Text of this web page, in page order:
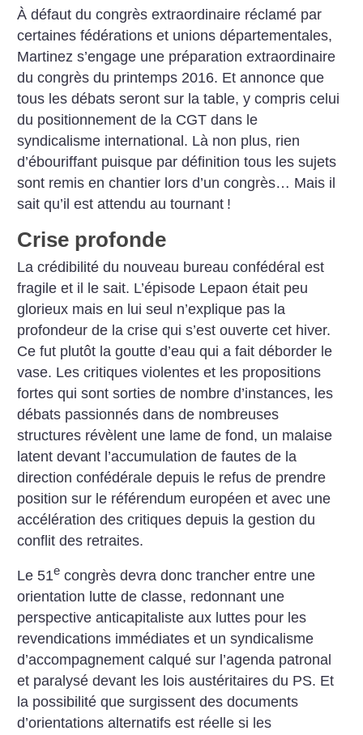
À défaut du congrès extraordinaire réclamé par
certaines fédérations et unions départementales,
Martinez s’engage une préparation extraordinaire
du congrès du printemps 2016. Et annonce que
tous les débats seront sur la table, y compris celui
du positionnement de la CGT dans le
syndicalisme international. Là non plus, rien
d’ébouriffant puisque par définition tous les sujets
sont remis en chantier lors d’un congrès… Mais il
sait qu’il est attendu au tournant !
Crise profonde
La crédibilité du nouveau bureau confédéral est
fragile et il le sait. L’épisode Lepaon était peu
glorieux mais en lui seul n’explique pas la
profondeur de la crise qui s’est ouverte cet hiver.
Ce fut plutôt la goutte d’eau qui a fait déborder le
vase. Les critiques violentes et les propositions
fortes qui sont sorties de nombre d’instances, les
débats passionnés dans de nombreuses
structures révèlent une lame de fond, un malaise
latent devant l’accumulation de fautes de la
direction confédérale depuis le refus de prendre
position sur le référendum européen et avec une
accélération des critiques depuis la gestion du
conflit des retraites.
Le 51e congrès devra donc trancher entre une
orientation lutte de classe, redonnant une
perspective anticapitaliste aux luttes pour les
revendications immédiates et un syndicalisme
d’accompagnement calqué sur l’agenda patronal
et paralysé devant les lois austéritaires du PS. Et
la possibilité que surgissent des documents
d’orientations alternatifs est réelle si les